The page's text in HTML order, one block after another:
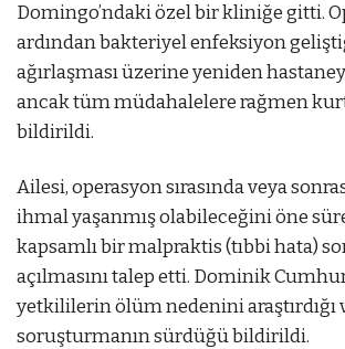
Domingo’ndaki özel bir kliniğe gitti.
ardından bakteriyel enfeksiyon
ağırlaşması üzerine yeniden
ancak tüm müdahalelere rağmen
bildirildi.
Ailesi, operasyon sırasında veya
ihmal yaşanmış olabileceğini öne
kapsamlı bir malpraktis (tıbbi hata)
açılmasını talep etti. Dominik
yetkililerin ölüm nedenini araştırdığı
soruşturmanın sürdüğü bildirildi.